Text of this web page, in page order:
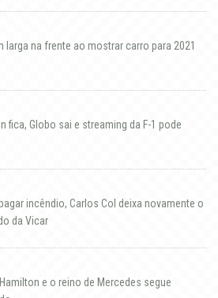
larga na frente ao mostrar carro para 2021
fica, Globo sai e streaming da F-1 pode
incêndio, Carlos Col deixa novamente o
da Vicar
e o reino de Mercedes segue